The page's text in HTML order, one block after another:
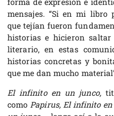
mensajes. “Si en mi libro
que tejían fueron
historias e hicieron
literario, en estas
historias concretas y
que me dan mucho
El infinito en un junco,
como Papirus, El infinito